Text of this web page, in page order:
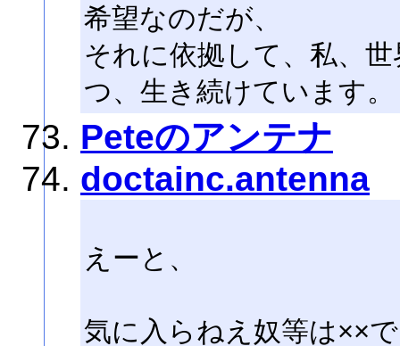
希望なのだが、
それに依拠して、私、
つ、生き続けています。
Peteのアンテナ
doctainc.antenna
えーと、
気に入らねえ奴等は××